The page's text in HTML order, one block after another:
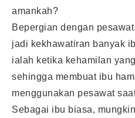
amankah?
Bepergian dengan
jadi kekhawatiran banyak
ialah ketika kehamilan
sehingga membuat ibu
menggunakan pesawat
Sebagai ibu biasa,